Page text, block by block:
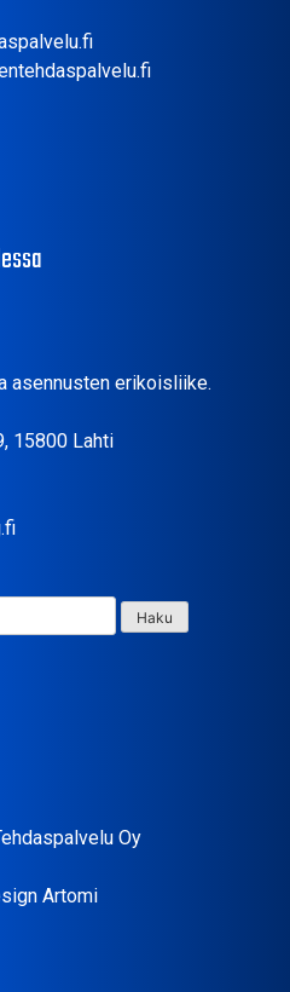
asennusten erikoisliike.
15800 Lahti
Haku
Oy
Artomi